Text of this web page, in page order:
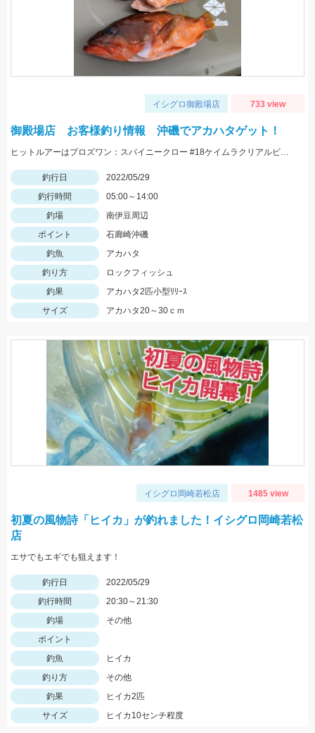
イシグロ御殿場店 733 view
御殿場店 お客様釣り情報 沖磯でアカハタゲット！
ヒットルアーはプロズワン：スパイニークロー #18ケイムラクリアルビー 良型アカハタ おめでとうございます！
釣行日
2022/05/29
釣行時間
05:00～14:00
釣場
南伊豆周辺
ポイント
石廊崎沖磯
釣魚
アカハタ
釣り方
ロックフィッシュ
釣果
アカハタ2匹小型ﾘﾘｰｽ
サイズ
アカハタ20～30ｃｍ
イシグロ岡崎若松店 1485 view
初夏の風物詩「ヒイカ」が釣れました！イシグロ岡崎若松
店
エサでもエギでも狙えます！
釣行日
2022/05/29
釣行時間
20:30～21:30
釣場
その他
ポイント
釣魚
ヒイカ
釣り方
その他
釣果
ヒイカ2匹
サイズ
ヒイカ10センチ程度